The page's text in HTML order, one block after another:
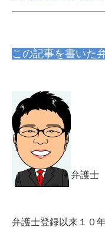
この記事を書いた
弁護士
弁護士登録以来１０